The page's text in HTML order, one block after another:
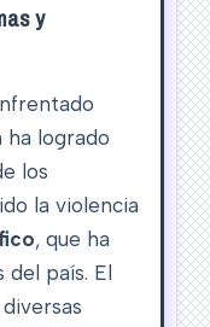
y
logrado
los
la violencia
, que ha
país. El